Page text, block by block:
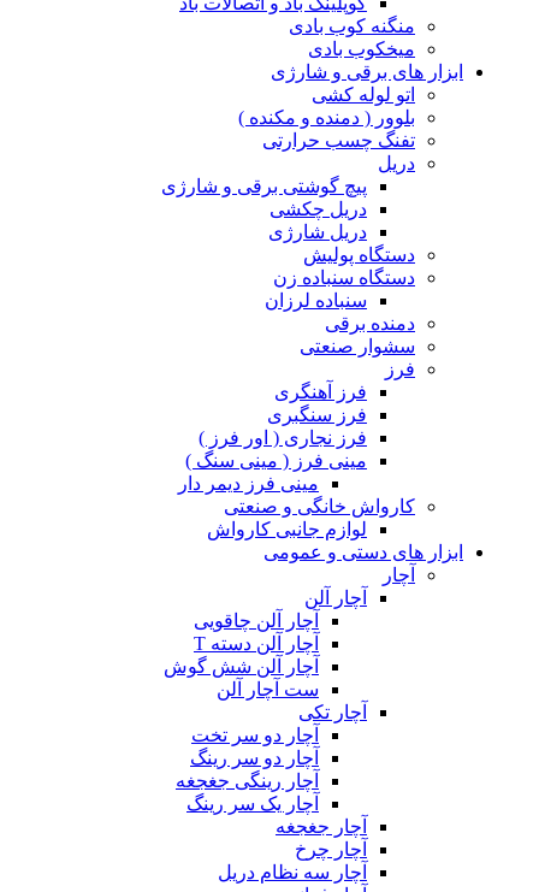
منگنه کوب بادی
میخکوب بادی
ابزار های برقی و شارژی
اتو لوله کشی
بلوور ( دمنده و مکنده )
تفنگ چسب حرارتی
دریل
پیچ گوشتی برقی و شارژی
دریل چکشی
دریل شارژی
دستگاه پولیش
دستگاه سنباده زن
سنباده لرزان
دمنده برقی
سشوار صنعتی
فرز
فرز آهنگری
فرز سنگبری
فرز نجاری ( اور فرز )
مینی فرز ( مینی سنگ )
مینی فرز دیمر دار
کارواش خانگی و صنعتی
لوازم جانبی کارواش
ابزار های دستی و عمومی
آچار
آچار آلن
آچار آلن چاقویی
آچار آلن دسته T
آچار آلن شش گوش
ست آچار آلن
آچار تکی
آچار دو سر تخت
آچار دو سر رینگ
آچار رینگی جغجغه
آچار یک سر رینگ
آچار جغجغه
آچار چرخ
آچار سه نظام دریل